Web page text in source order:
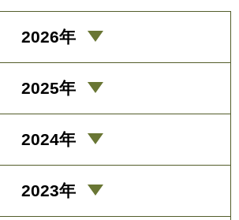
2026年
2025年
2024年
2023年